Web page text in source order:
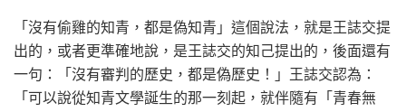
「沒有偷雞的知青，都是偽知青」這個說法，就是王誌交提
出的，或者更準確地說，是王誌交的知己提出的，後面還有
一句：「沒有審判的歷史，都是偽歷史！」王誌交認為：
「可以說從知青文學誕生的那一刻起，就伴隨有「青春無